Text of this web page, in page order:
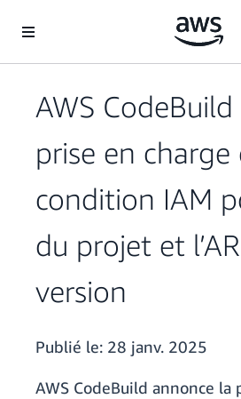
AWS
prise en charge
condition IAM
du projet et
version
Publié le: 28 janv. 2025
AWS CodeBuild annonce la